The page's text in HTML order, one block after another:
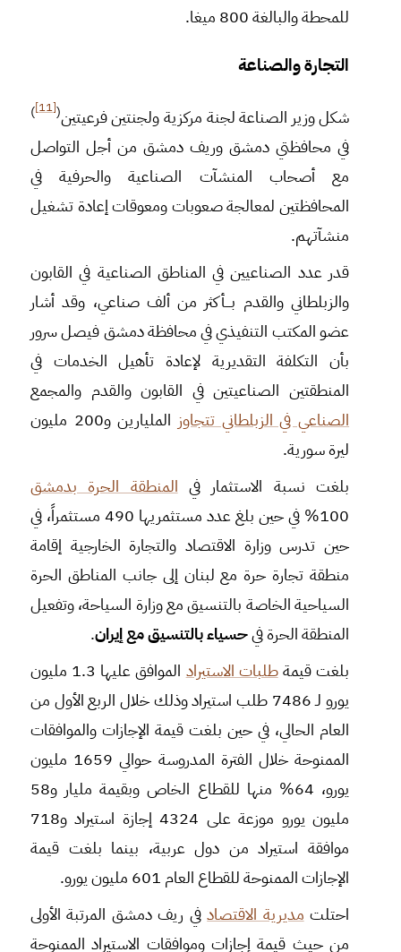
للمحطة والبالغة 800 ميغا.
التجارة والصناعة
شكل وزير الصناعة لجنة مركزية ولجنتين فرعيتين(
[11]
)
في محافظتي دمشق وريف دمشق من أجل التواصل
مع أصحاب المنشآت الصناعية والحرفية في
المحافظتين لمعالجة صعوبات ومعوقات إعادة تشغيل
منشآتهم.
قدر عدد الصناعيين في المناطق الصناعية في القابون
والزبلطاني والقدم بـــأكثر من ألف صناعي، وقد أشار
عضو المكتب التنفيذي في محافظة دمشق فيصل سرور
بأن التكلفة التقديرية لإعادة تأهيل الخدمات في
المنطقتين الصناعيتين في القابون والقدم والمجمع
الصناعي في الزبلطاني تتجاوز
المليارين و200 مليون
ليرة سورية.
بلغت نسبة الاستثمار في المنطقة الحرة بدمشق
100% في حين بلغ عدد مستثمريها 490 مستثمراً، في
حين تدرس وزارة الاقتصاد والتجارة الخارجية إقامة
منطقة تجارة حرة مع لبنان إلى جانب المناطق الحرة
السياحية الخاصة بالتنسيق مع وزارة السياحة، وتفعيل
المنطقة الحرة فيحسياء بالتنسيق مع إيران.
بلغت قيمةطلبات الاستيراد
الموافق عليها 1.3 مليون
يورو لـ 7486 طلب استيراد وذلك خلال الربع الأول من
العام الحالي، في حين بلغت قيمة الإجازات والموافقات
الممنوحة خلال الفترة المدروسة حوالي 1659 مليون
يورو، 64% منها للقطاع الخاص وبقيمة مليار و58
مليون يورو موزعة على 4324 إجازة استيراد و718
موافقة استيراد من دول عربية، بينما بلغت قيمة
الإجازات الممنوحة للقطاع العام 601 مليون يورو. ‏
احتلت مديرية الاقتصاد في ريف دمشق المرتبة الأولى
من حيث قيمة إجازات وموافقات الاستيراد الممنوحة